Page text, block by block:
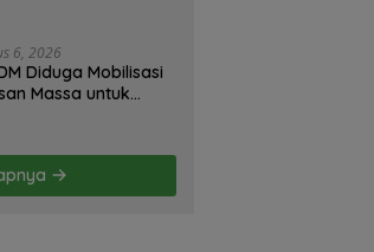
6, 2026
Diduga Mobilisasi
Massa untuk